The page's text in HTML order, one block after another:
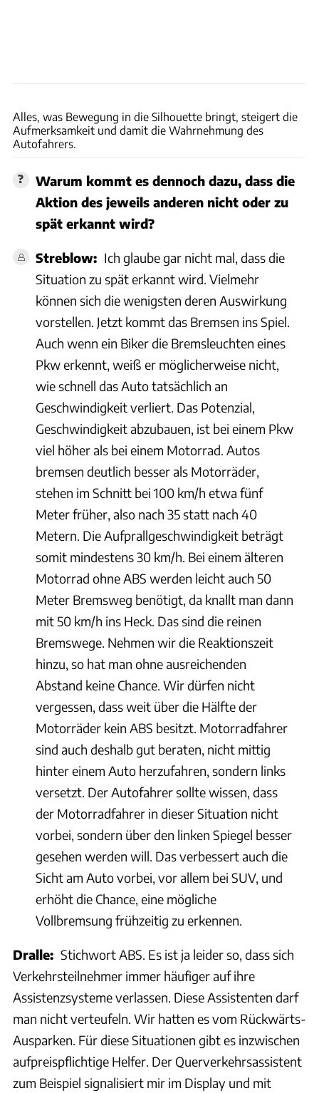
Alles, was Bewegung in die Silhouette bringt, steigert die
Aufmerksamkeit und damit die Wahrnehmung des
Autofahrers.
Warum kommt es dennoch dazu, dass die
Aktion des jeweils anderen nicht oder zu
spät erkannt wird?
Streblow: Ich glaube gar nicht mal, dass die
Situation zu spät erkannt wird. Vielmehr
können sich die wenigsten deren Auswirkung
vorstellen. Jetzt kommt das Bremsen ins Spiel.
Auch wenn ein Biker die Bremsleuchten eines
Pkw erkennt, weiß er möglicherweise nicht,
wie schnell das Auto tatsächlich an
Geschwindigkeit verliert. Das Potenzial,
Geschwindigkeit abzubauen, ist bei einem Pkw
viel höher als bei einem Motorrad. Autos
bremsen deutlich besser als Motorräder,
stehen im Schnitt bei 100 km/h etwa fünf
Meter früher, also nach 35 statt nach 40
Metern. Die Aufprallgeschwindigkeit beträgt
somit mindestens 30 km/h. Bei einem älteren
Motorrad ohne ABS werden leicht auch 50
Meter Bremsweg benötigt, da knallt man dann
mit 50 km/h ins Heck. Das sind die reinen
Bremswege. Nehmen wir die Reaktionszeit
hinzu, so hat man ohne ausreichenden
Abstand keine Chance. Wir dürfen nicht
vergessen, dass weit über die Hälfte der
Motorräder kein ABS besitzt. Motorradfahrer
sind auch deshalb gut beraten, nicht mittig
hinter einem Auto herzufahren, sondern links
versetzt. Der Autofahrer sollte wissen, dass
der Motorradfahrer in dieser Situation nicht
vorbei, sondern über den linken Spiegel besser
gesehen werden will. Das verbessert auch die
Sicht am Auto vorbei, vor allem bei SUV, und
erhöht die Chance, eine mögliche
Vollbremsung frühzeitig zu erkennen.
Dralle: Stichwort ABS. Es ist ja leider so, dass sich
Verkehrsteilnehmer immer häufiger auf ihre
Assistenzsysteme verlassen. Diese Assistenten darf
man nicht verteufeln. Wir hatten es vom Rückwärts-
Ausparken. Für diese Situationen gibt es inzwischen
aufpreispflichtige Helfer. Der Querverkehrsassistent
zum Beispiel signalisiert mir im Display und mit